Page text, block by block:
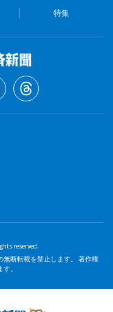
特集
reserved.
断転載を禁止します。 著作権
。